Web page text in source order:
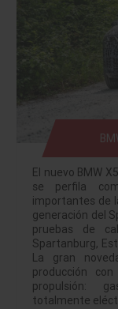
El nuevo BMW
se perfila
importantes de
generación del
pruebas de
Spartanburg,
La gran
producción
propulsión:
totalmente